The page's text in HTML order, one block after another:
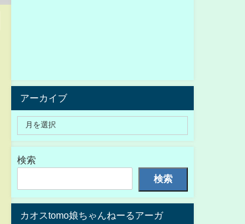
アーカイブ
検索
検索
カオスtomo娘ちゃんねーるアーガ